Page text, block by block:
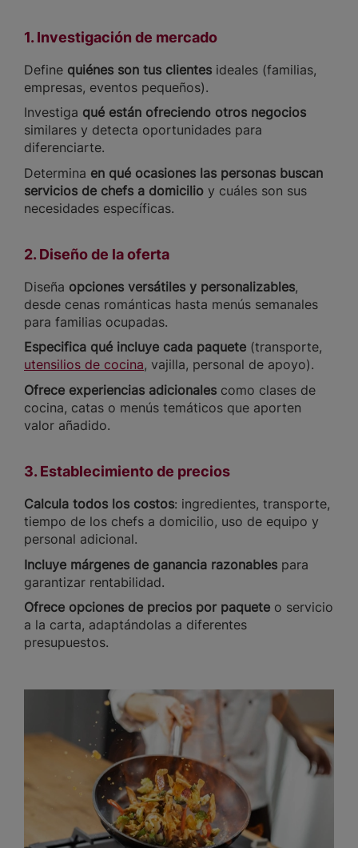
1. Investigación de mercado
Define quiénes son tus clientes ideales (familias,
empresas, eventos pequeños).
Investiga qué están ofreciendo otros negocios
similares y detecta oportunidades para
diferenciarte.
Determina en qué ocasiones las personas buscan
servicios de chefs a domicilio y cuáles son sus
necesidades específicas.
2. Diseño de la oferta
Diseña opciones versátiles y personalizables,
desde cenas románticas hasta menús semanales
para familias ocupadas.
Especifica qué incluye cada paquete (transporte,
utensilios de cocina, vajilla, personal de apoyo).
Ofrece experiencias adicionales como clases de
cocina, catas o menús temáticos que aporten
valor añadido.
3. Establecimiento de precios
Calcula todos los costos: ingredientes, transporte,
tiempo de los chefs a domicilio, uso de equipo y
personal adicional.
Incluye márgenes de ganancia razonables para
garantizar rentabilidad.
Ofrece opciones de precios por paquete o servicio
a la carta, adaptándolas a diferentes
presupuestos.